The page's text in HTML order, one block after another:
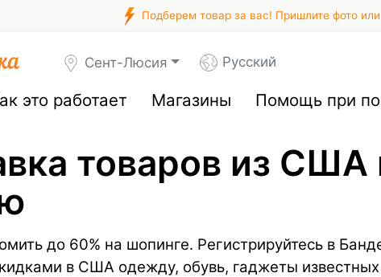
Подберем товар за вас! Пришлите фото
Сент-Люсия Русский
это работает Магазины Помощь при
товаров из США
до 60% на шопинге. Регистрируйтесь в
в США одежду, обувь, гаджеты